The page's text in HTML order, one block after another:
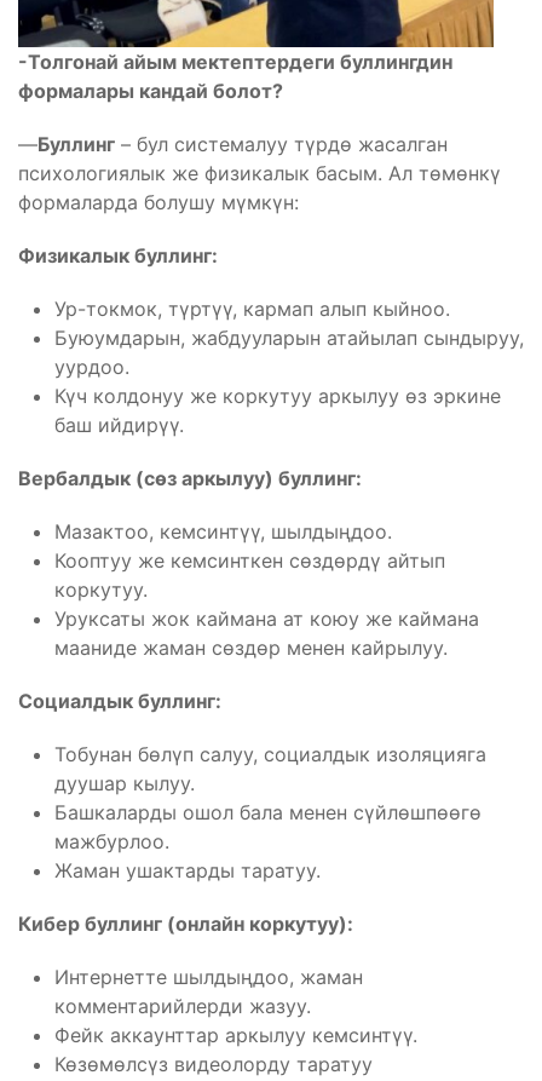
-Толгонай айым мектептердеги буллингдин
формалары кандай болот?
—Буллинг – бул системалуу түрдө жасалган
психологиялык же физикалык басым. Ал төмөнкү
формаларда болушу мүмкүн:
Физикалык буллинг:
Ур-токмок, түртүү, кармап алып кыйноо.
Буюумдарын, жабдууларын атайылап сындыруу,
уурдоо.
Күч колдонуу же коркутуу аркылуу өз эркине
баш ийдирүү.
Вербалдык (сөз аркылуу) буллинг:
Мазактоо, кемсинтүү, шылдыңдоо.
Кооптуу же кемсинткен сөздөрдү айтып
коркутуу.
Уруксаты жок каймана ат коюу же каймана
мааниде жаман сөздөр менен кайрылуу.
Социалдык буллинг:
Тобунан бөлүп салуу, социалдык изоляцияга
дуушар кылуу.
Башкаларды ошол бала менен сүйлөшпөөгө
мажбурлоо.
Жаман ушактарды таратуу.
Кибер буллинг (онлайн коркутуу):
Интернетте шылдыңдоо, жаман
комментарийлерди жазуу.
Фейк аккаунттар аркылуу кемсинтүү.
Көзөмөлсүз видеолорду таратуу